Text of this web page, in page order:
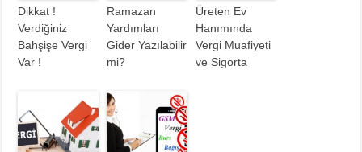
Dikkat !
Verdiğiniz
Bahşişe Vergi
Var !
Ramazan
Yardımları
Gider Yazılabilir
mi?
Üreten Ev
Hanımında
Vergi Muafiyeti
ve Sigorta